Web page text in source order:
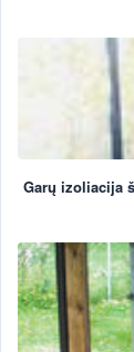
Garų izoliacija